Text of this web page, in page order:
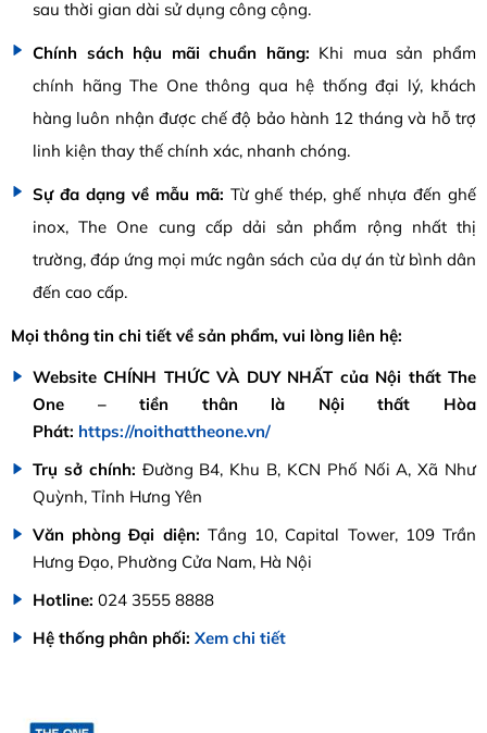
sau thời gian dài sử dụng công cộng.
Chính sách hậu mãi chuẩn hãng: Khi mua sản phẩm
chính hãng The One thông qua hệ thống đại lý, khách
hàng luôn nhận được chế độ bảo hành 12 tháng và hỗ trợ
linh kiện thay thế chính xác, nhanh chóng.
Sự đa dạng về mẫu mã: Từ ghế thép, ghế nhựa đến ghế
inox, The One cung cấp dải sản phẩm rộng nhất thị
trường, đáp ứng mọi mức ngân sách của dự án từ bình dân
đến cao cấp.
Mọi thông tin chi tiết về sản phẩm, vui lòng liên hệ:
Website CHÍNH THỨC VÀ DUY NHẤT của Nội thất The
One – tiền thân là Nội thất Hòa
Phát: https://noithattheone.vn/
Trụ sở chính: Đường B4, Khu B, KCN Phố Nối A, Xã Như
Quỳnh, Tỉnh Hưng Yên
Văn phòng Đại diện: Tầng 10, Capital Tower, 109 Trần
Hưng Đạo, Phường Cửa Nam, Hà Nội
Hotline: 024 3555 8888
Hệ thống phân phối: Xem chi tiết